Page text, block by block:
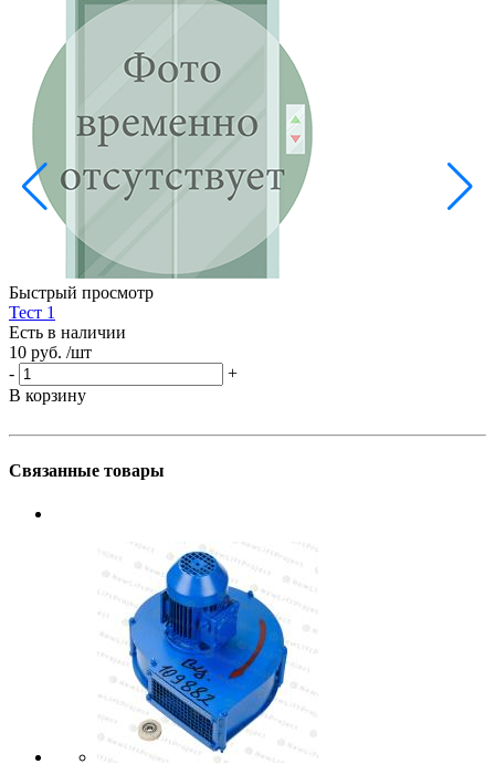
Быстрый просмотр
Тест 1
Есть в наличии
10 руб. /шт
-
+
В корзину
Связанные товары